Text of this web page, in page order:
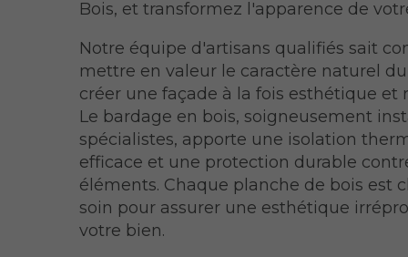
Bois, et transformez l'apparence de
Notre équipe d'artisans qualifiés sait
mettre en valeur le caractère naturel
créer une façade à la fois esthétique et
Le bardage en bois, soigneusement
spécialistes, apporte une isolation
efficace et une protection durable
éléments. Chaque planche de bois est
soin pour assurer une esthétique
votre bien.